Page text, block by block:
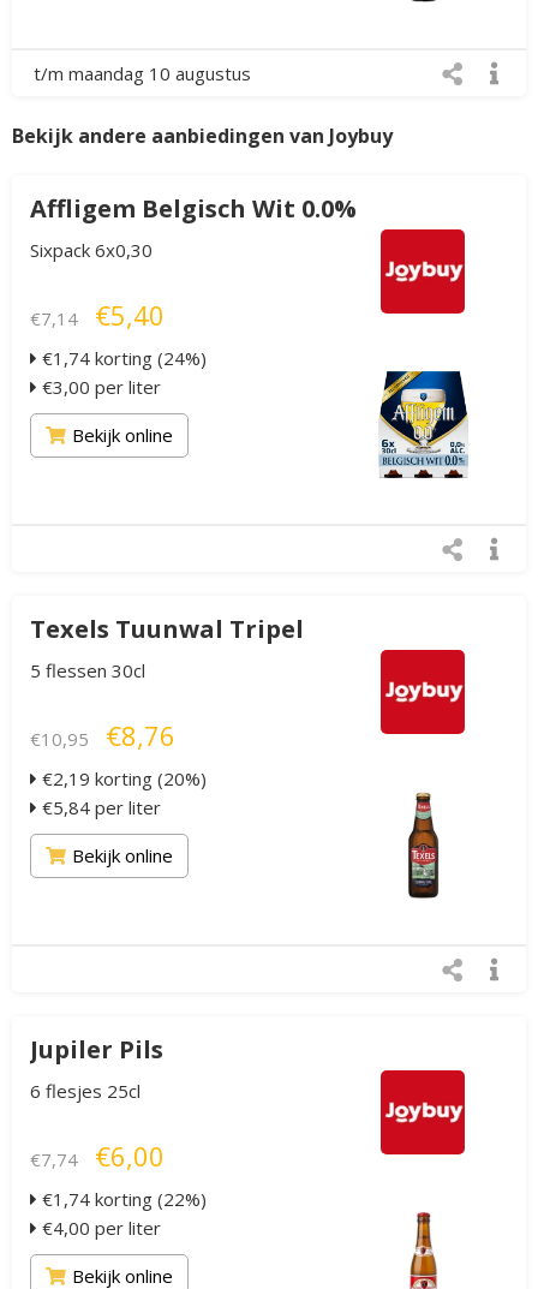
t/m maandag 10 augustus
Bekijk andere aanbiedingen van Joybuy
Affligem Belgisch Wit 0.0%
Sixpack 6x0,30
€7,14 €5,40
€1,74 korting (24%)
€3,00 per liter
Bekijk online
Texels Tuunwal Tripel
5 flessen 30cl
€10,95 €8,76
€2,19 korting (20%)
€5,84 per liter
Bekijk online
Jupiler Pils
6 flesjes 25cl
€7,74 €6,00
€1,74 korting (22%)
€4,00 per liter
Bekijk online